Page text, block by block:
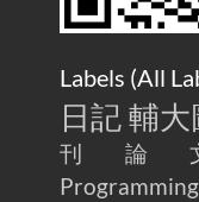
Labels (All
日記 輔大
刊論